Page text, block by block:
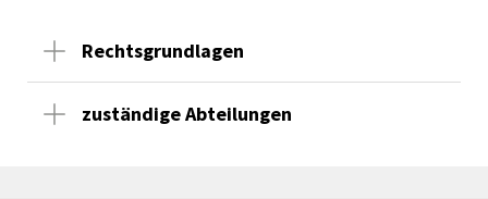
Rechtsgrundlagen
zuständige Abteilungen